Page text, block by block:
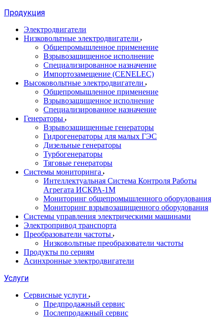
Продукция
Электродвигатели
Низковольтные электродвигатели
Общепромышленное применение
Взрывозащищенное исполнение
Специализированное назначение
Импортозамещение (CENELEC)
Высоковольтные электродвигатели
Общепромышленное применение
Взрывозащищенное исполнение
Специализированное назначение
Генераторы
Взрывозащищенные генераторы
Гидрогенераторы для малых ГЭС
Дизельные генераторы
Турбогенераторы
Тяговые генераторы
Системы мониторинга
Интеллектуальная Система Контроля Работы
Агрегата ИСКРА-1М
Мониторинг общепромышленного оборудования
Мониторинг взрывозащищенного оборудования
Системы управления электрическими машинами
Электропривод транспорта
Преобразователи частоты
Низковольтные преобразователи частоты
Продукты по сериям
Асинхронные электродвигатели
Услуги
Сервисные услуги
Предпродажный сервис
Послепродажный сервис